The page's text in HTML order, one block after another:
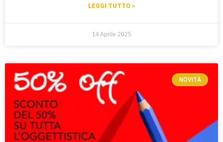
LEGGI TUTTO »
14 Aprile 2025
NOVITÀ